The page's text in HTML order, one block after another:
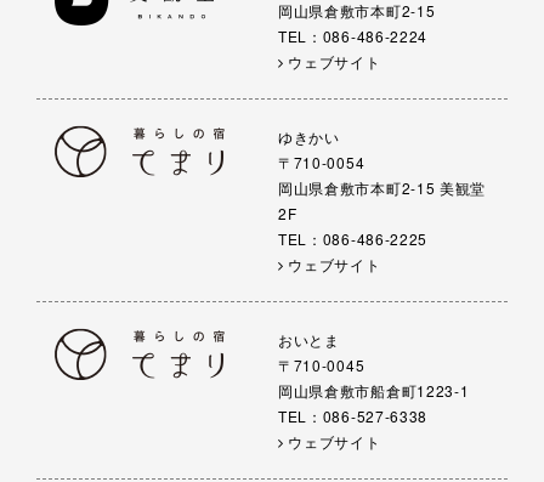
岡山県倉敷市本町2-15
TEL：086-486-2224
ウェブサイト
ゆきかい
〒710-0054
岡山県倉敷市本町2-15 美観堂
2F
TEL：086-486-2225
ウェブサイト
おいとま
〒710-0045
岡山県倉敷市船倉町1223-1
TEL：086-527-6338
ウェブサイト